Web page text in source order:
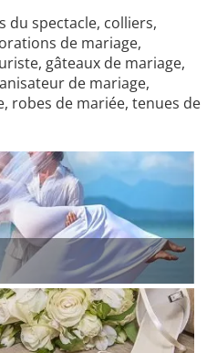
du spectacle, colliers,
de mariage,
gâteaux de mariage,
de mariage,
robes de mariée, tenues de